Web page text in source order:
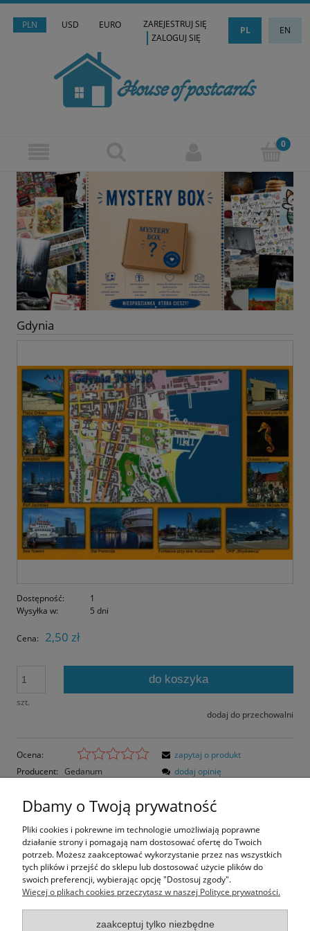
PLN USD EURO PL EN
ZAREJESTRUJ SIĘ
ZALOGUJ SIĘ
Gdynia
Dostępność:
1
Wysyłka w:
5 dni
Cena: 2,50 zł
szt.
do koszyka
dodaj do przechowalni
Ocena:
Producent: Gedanum
zapytaj o produkt
dodaj opinię
Opis
Opinie o produkcie (0)
Rozmiar pocztówki: 14,8x10,5 cm
Dbamy o Twoją prywatność
Pliki cookies i pokrewne im technologie umożliwiają poprawne
działanie strony i pomagają nam dostosować ofertę do Twoich
potrzeb. Możesz zaakceptować wykorzystanie przez nas wszystkich
tych plików i przejść do sklepu lub dostosować użycie plików do
swoich preferencji, wybierając opcję "Dostosuj zgody".
Więcej o plikach cookies przeczytasz w naszej Polityce prywatności.
zaakceptuj tylko niezbędne